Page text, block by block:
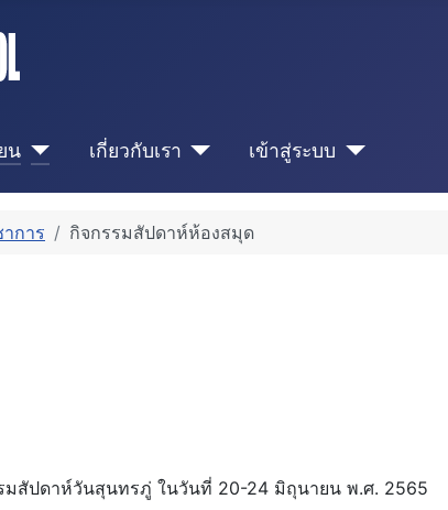
น เกี่ยวกับเรา เข้าสู่ระบบ
การ กิจกรรมสัปดาห์ห้องสมุด
มสัปดาห์วันสุนทรภู่ ในวันที่ 20-24 มิถุนายน พ.ศ. 2565